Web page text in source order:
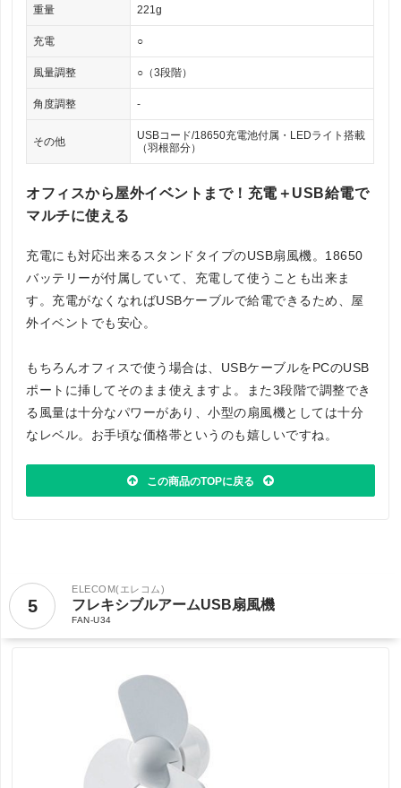
重量 221g
充電 ○
風量調整 ○（3段階）
角度調整 -
その他
USBコード/18650充電池付属・LEDライト搭載
（羽根部分）
オフィスから屋外イベントまで！充電＋USB給電で
マルチに使える
充電にも対応出来るスタンドタイプのUSB扇風機。18650
バッテリーが付属していて、充電して使うことも出来ま
す。充電がなくなればUSBケーブルで給電できるため、屋
外イベントでも安心。
もちろんオフィスで使う場合は、USBケーブルをPCのUSB
ポートに挿してそのまま使えますよ。また3段階で調整でき
る風量は十分なパワーがあり、小型の扇風機としては十分
なレベル。お手頃な価格帯というのも嬉しいですね。
この商品のTOPに戻る
5
ELECOM(エレコム)
フレキシブルアームUSB扇風機
FAN-U34